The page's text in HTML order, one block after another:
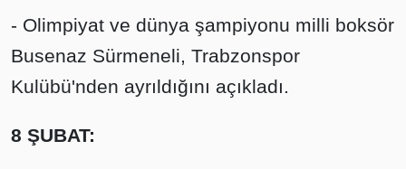
- Olimpiyat ve dünya şampiyonu milli boksör
Busenaz Sürmeneli, Trabzonspor
Kulübü'nden ayrıldığını açıkladı.
8 ŞUBAT: